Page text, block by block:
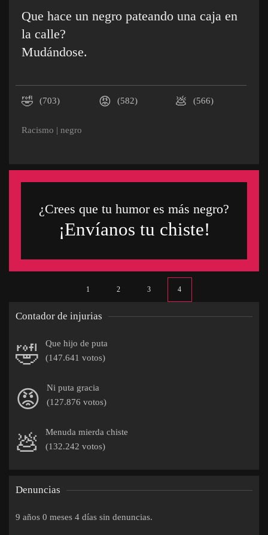
Que hace un negro pateando una caja en
la calle?
Mudándose.
🤣 (703) 😡 (582) 💩 (566)
Racismo | negro
¿Crees que tu humor es más negro?
¡Envíanos tu chiste!
1 2 3 4
Contador de injurias
🤣
Que hijo de puta
(147.641 votos)
😡
Ni puta gracia
(127.876 votos)
💩
Menuda mierda chiste
(132.242 votos)
Denuncias
9 años 0 meses 4 días sin denuncias.